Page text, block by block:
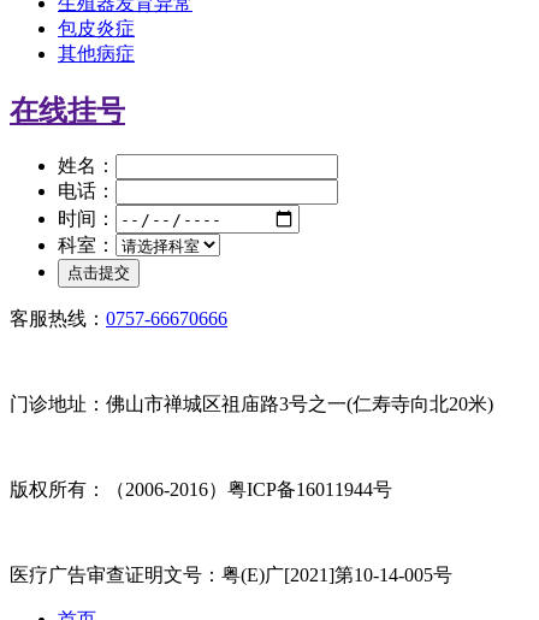
包皮炎症
其他病症
在线挂号
姓名：
电话：
时间：
科室：
客服热线： 0757-66670666
门诊地址：佛山市禅城区祖庙路3号之一(仁寿寺向北20米)
版权所有：（2006-2016）粤ICP备16011944号
医疗广告审查证明文号：粤(E)广[2021]第10-14-005号